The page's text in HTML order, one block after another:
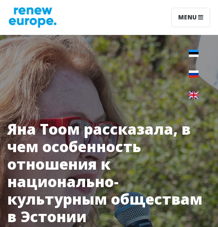
MENU
Яна Тоом рассказала, в
чем особенность
отношения к
национально-
культурным обществам
в Эстонии